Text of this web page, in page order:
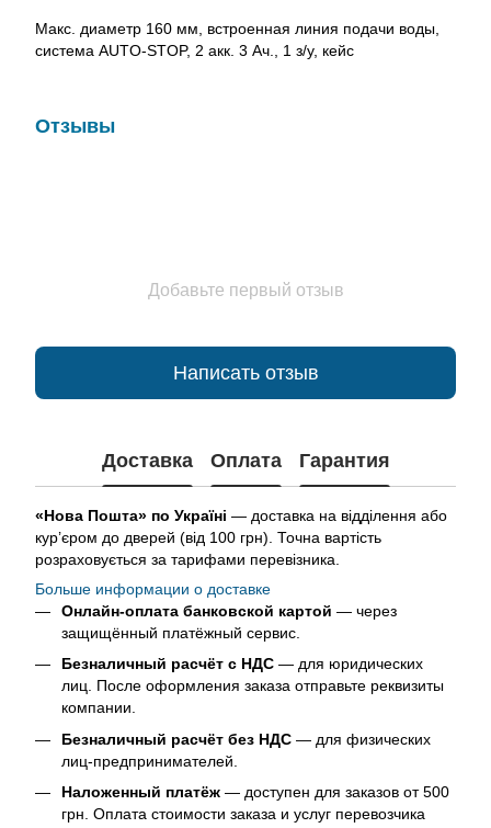
Макс. диаметр 160 мм, встроенная линия подачи воды,
система AUTO-STOP, 2 акк. 3 Ач., 1 з/у, кейс
Отзывы
Добавьте первый отзыв
Написать отзыв
Доставка Оплата Гарантия
«Нова Пошта» по Україні — доставка на відділення або
кур’єром до дверей (від 100 грн). Точна вартість
розраховується за тарифами перевізника.
Больше информации о доставке
Онлайн-оплата банковской картой — через
защищённый платёжный сервис.
Безналичный расчёт с НДС — для юридических
лиц. После оформления заказа отправьте реквизиты
компании.
Безналичный расчёт без НДС — для физических
лиц-предпринимателей.
Наложенный платёж — доступен для заказов от 500
грн. Оплата стоимости заказа и услуг перевозчика